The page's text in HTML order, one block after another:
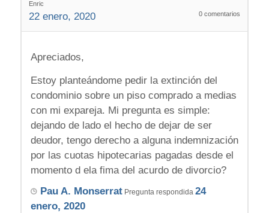
Enric
22 enero, 2020 0 comentarios
Apreciados,
Estoy planteándome pedir la extinción del
condominio sobre un piso comprado a medias
con mi expareja. Mi pregunta es simple:
dejando de lado el hecho de dejar de ser
deudor, tengo derecho a alguna indemnización
por las cuotas hipotecarias pagadas desde el
momento d ela fima del acurdo de divorcio?
Pau A. MonserratPregunta respondida 24
enero, 2020